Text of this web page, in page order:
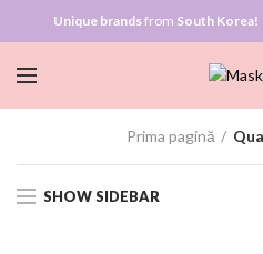
Unique brandsfrom South Korea!
Prima pagină
SHOW SIDEBAR